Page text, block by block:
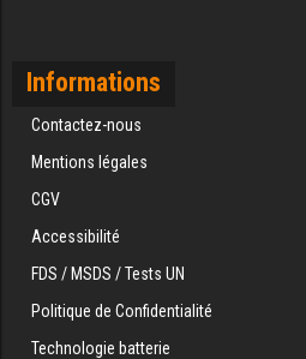
Informations
Contactez-nous
Mentions légales
CGV
Accessibilité
FDS / MSDS / Tests UN
Politique de Confidentialité
Technologie batterie